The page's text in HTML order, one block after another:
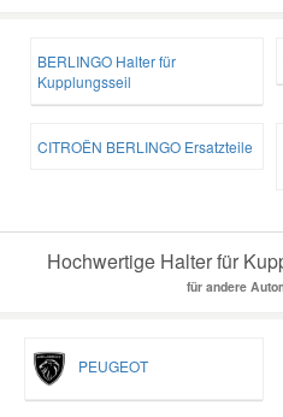
BERLINGO Halter für
Kupplungsseil
CITROËN BERLINGO Ersatzteile
Hochwertige Halter für
für andere
PEUGEOT